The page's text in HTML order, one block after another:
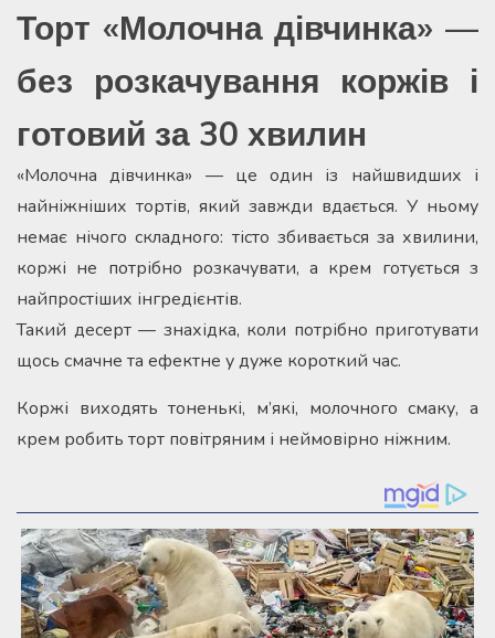
Торт «Молочна дівчинка» —
без розкачування коржів і
готовий за 30 хвилин
«Молочна дівчинка» — це один із найшвидших і
найніжніших тортів, який завжди вдається. У ньому
немає нічого складного: тісто збивається за хвилини,
коржі не потрібно розкачувати, а крем готується з
найпростіших інгредієнтів.
Такий десерт — знахідка, коли потрібно приготувати
щось смачне та ефектне у дуже короткий час.
Коржі виходять тоненькі, м’які, молочного смаку, а
крем робить торт повітряним і неймовірно ніжним.